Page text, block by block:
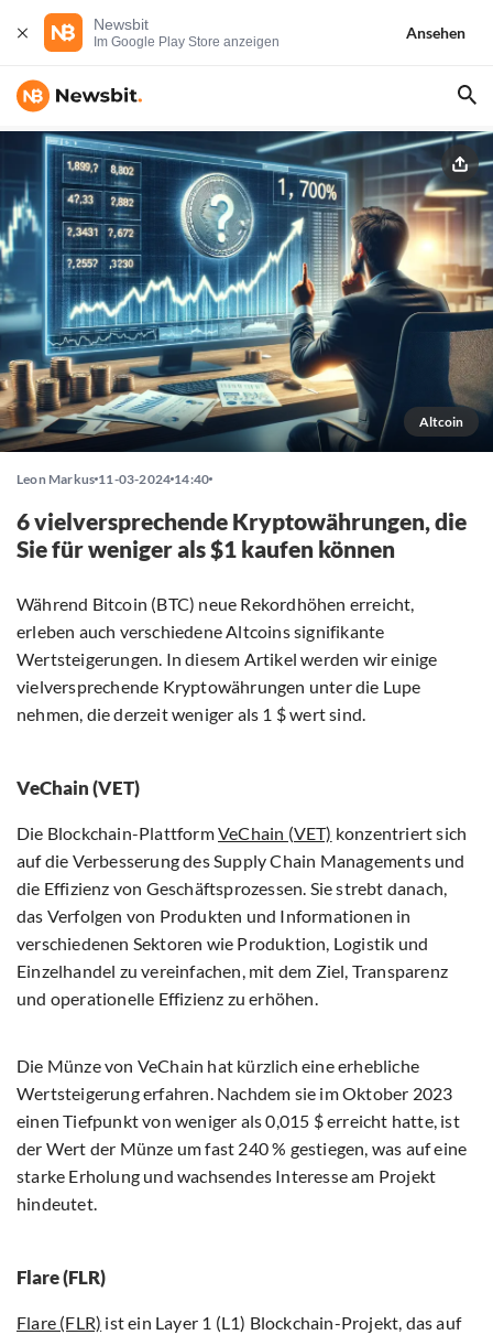
Newsbit
Im Google Play Store anzeigen
Ansehen
Altcoin
Leon Markus 11-03-2024 14:40
6 vielversprechende Kryptowährungen, die
Sie für weniger als $1 kaufen können
Während Bitcoin (BTC) neue Rekordhöhen erreicht,
erleben auch verschiedene Altcoins signifikante
Wertsteigerungen. In diesem Artikel werden wir einige
vielversprechende Kryptowährungen unter die Lupe
nehmen, die derzeit weniger als 1 $ wert sind.
VeChain (VET)
Die Blockchain-PlattformVeChain (VET) konzentriert sich
auf die Verbesserung des Supply Chain Managements und
die Effizienz von Geschäftsprozessen. Sie strebt danach,
das Verfolgen von Produkten und Informationen in
verschiedenen Sektoren wie Produktion, Logistik und
Einzelhandel zu vereinfachen, mit dem Ziel, Transparenz
und operationelle Effizienz zu erhöhen.
Die Münze von VeChain hat kürzlich eine erhebliche
Wertsteigerung erfahren. Nachdem sie im Oktober 2023
einen Tiefpunkt von weniger als 0,015 $ erreicht hatte, ist
der Wert der Münze um fast 240 % gestiegen, was auf eine
starke Erholung und wachsendes Interesse am Projekt
hindeutet.
Flare (FLR)
Flare (FLR) ist ein Layer 1 (L1) Blockchain-Projekt, das auf